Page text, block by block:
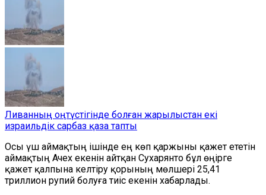
Ливанның оңтүстігінде болған жарылыстан екі
израильдік сарбаз қаза тапты
Осы үш аймақтың ішінде ең көп қаржыны қажет ететін
аймақтың Ачех екенін айтқан Сухарянто бұл өңірге
қажет қалпына келтіру қорының мөлшері 25,41
триллион рупий болуға тиіс екенін хабарлады.